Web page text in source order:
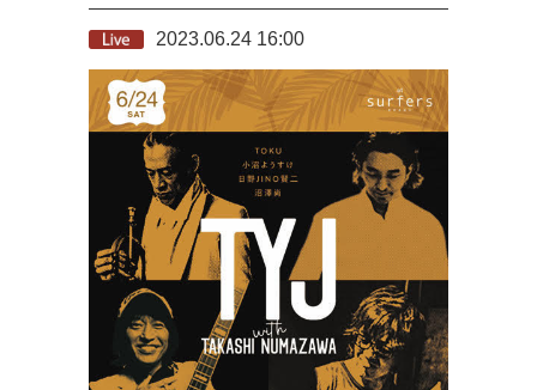
2023.06.24 16:00